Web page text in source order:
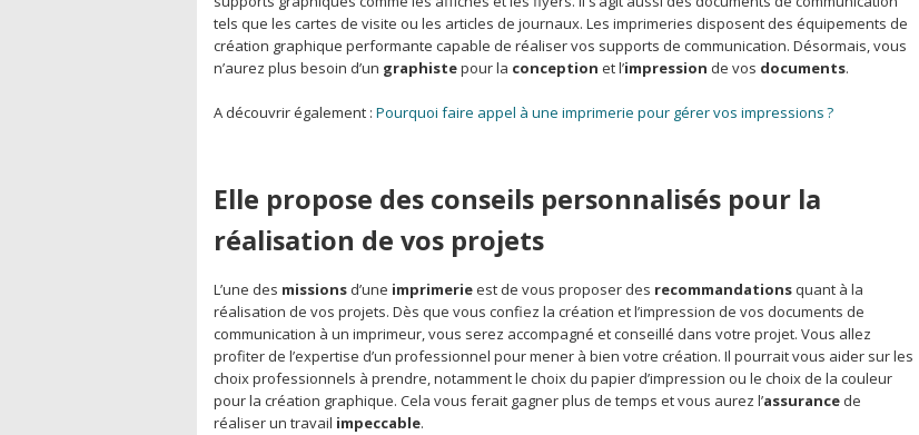
tels que les cartes de visite ou les articles de journaux. Les imprimeries disposent des équipements de
création graphique performante capable de réaliser vos supports de communication. Désormais, vous
n’aurez plus besoin d’un graphistepour la conception et l’impression de vos documents.
A découvrir également : Pourquoi faire appel à une imprimerie pour gérer vos impressions ?
Elle propose des conseils personnalisés pour la
réalisation de vos projets
L’une des missions d’une imprimerieest de vous proposer des recommandationsquant à la
réalisation de vos projets. Dès que vous confiez la création et l’impression de vos documents de
communication à un imprimeur, vous serez accompagné et conseillé dans votre projet. Vous allez
profiter de l’expertise d’un professionnel pour mener à bien votre création. Il pourrait vous aider sur les
choix professionnels à prendre, notamment le choix du papier d’impression ou le choix de la couleur
pour la création graphique. Cela vous ferait gagner plus de temps et vous aurez l’assurance de
réaliser un travail impeccable.